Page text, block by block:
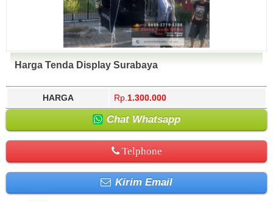
Harga Tenda Display Surabaya
HARGA Rp. 1.300.000
Chat Whatsapp
Telphone
Kirim Email